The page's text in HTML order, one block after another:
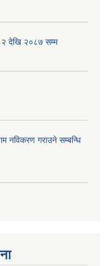
देखि २०८७ सम्म
नविकरण गराउने सम्बन्धि